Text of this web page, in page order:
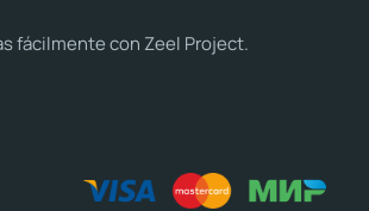
fácilmente con Zeel Project.